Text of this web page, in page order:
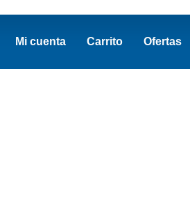
Mi cuenta Carrito Ofertas